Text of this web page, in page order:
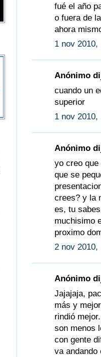
fué el año
o fuera de
ahora
1 nov 2010,
Anónimo
cuando un
superior
1 nov 2010,
Anónimo
yo creo
que se
crees? y la
es, tu
muchisimo
proximo
2 nov 2010,
Anónimo
Jajajaja,
más y
rindió
son menos
con gente
va andando